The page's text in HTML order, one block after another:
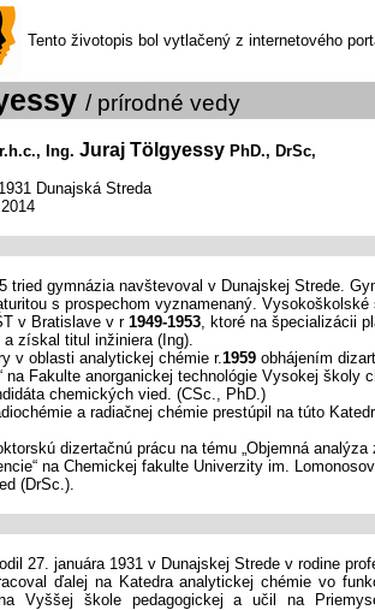
Tento životopis bol vytlačený z internetového
/ prírodné vedy
Ing. Juraj Tölgyessy PhD., DrSc,
Dunajská Streda
tried gymnázia navštevoval v Dunajskej Strede.
s prospechom vyznamenaný. Vysokoškolské
v Bratislave v r 1949-1953, ktoré na špecializácii
získal titul inžiniera (Ing).
v oblasti analytickej chémie r.1959 obhájením
na Fakulte anorganickej technológie Vysokej školy
chemických vied. (CSc., PhD.)
a radiačnej chémie prestúpil na túto
dizertačnú prácu na tému „Objemná
na Chemickej fakulte Univerzity im.
(DrSc.).
27. januára 1931 v Dunajskej Strede v rodine
ďalej na Katedra analytickej chémie vo
Vyššej škole pedagogickej a učil na